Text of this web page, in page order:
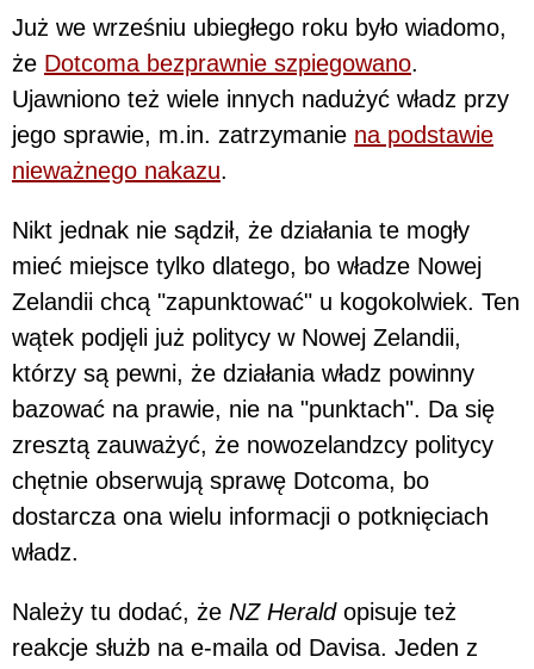
Już we wrześniu ubiegłego roku było wiadomo,
że Dotcoma bezprawnie szpiegowano.
Ujawniono też wiele innych nadużyć władz przy
jego sprawie, m.in. zatrzymanie na podstawie
nieważnego nakazu.
Nikt jednak nie sądził, że działania te mogły
mieć miejsce tylko dlatego, bo władze Nowej
Zelandii chcą "zapunktować" u kogokolwiek. Ten
wątek podjęli już politycy w Nowej Zelandii,
którzy są pewni, że działania władz powinny
bazować na prawie, nie na "punktach". Da się
zresztą zauważyć, że nowozelandzcy politycy
chętnie obserwują sprawę Dotcoma, bo
dostarcza ona wielu informacji o potknięciach
władz.
Należy tu dodać, że NZ Heraldopisuje też
reakcje służb na e-maila od Davisa. Jeden z